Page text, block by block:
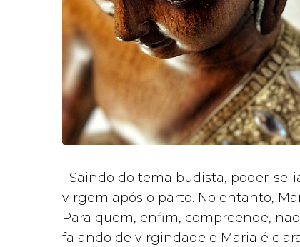
Saindo do tema budista, poder-
virgem após o parto. No entanto,
Para quem, enfim, compreende,
falando de virgindade e Maria é